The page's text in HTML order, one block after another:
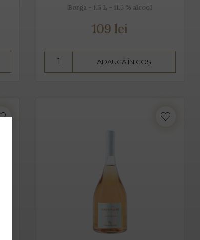
Borga - 1.5 L - 11.5 % alcool
109 lei
ADAUGĂ ÎN COȘ